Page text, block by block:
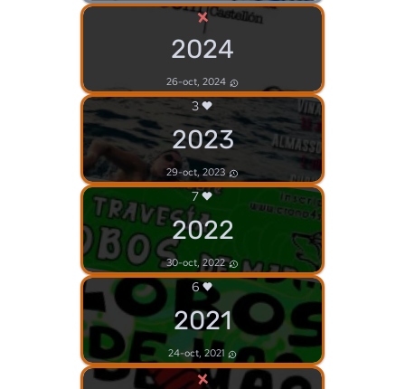
×
2024
26-oct, 2024
3
2023
29-oct, 2023
7
2022
30-oct, 2022
6
2021
24-oct, 2021
×